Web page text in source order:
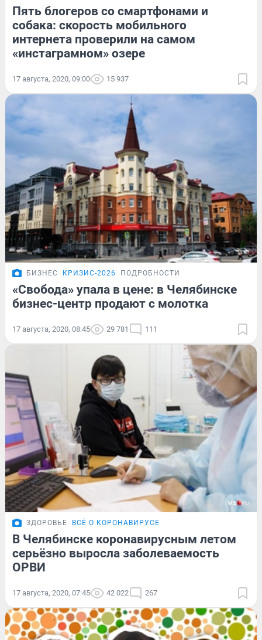
Пять блогеров со смартфонами и
собака: скорость мобильного
интернета проверили на самом
«инстаграмном» озере
17 августа, 2020, 09:00 15 937
БИЗНЕС КРИЗИС-2026 ПОДРОБНОСТИ
«Свобода» упала в цене: в Челябинске
бизнес-центр продают с молотка
17 августа, 2020, 08:45 29 781 111
ЗДОРОВЬЕ ВСЁ О КОРОНАВИРУСЕ
В Челябинске коронавирусным летом
серьёзно выросла заболеваемость
ОРВИ
17 августа, 2020, 07:45 42 022 267